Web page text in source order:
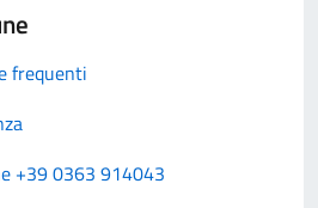
frequenti
+39 0363 914043